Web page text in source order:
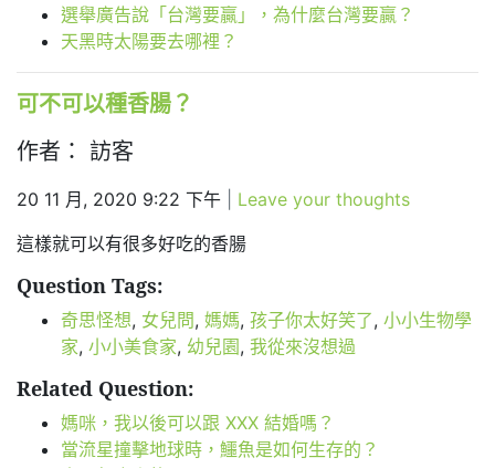
選舉廣告說「台灣要贏」，為什麼台灣要贏？
天黑時太陽要去哪裡？
可不可以種香腸？
作者： 訪客
20 11 月, 2020 9:22 下午
Leave your thoughts
這樣就可以有很多好吃的香腸
Question Tags:
奇思怪想, 女兒問, 媽媽, 孩子你太好笑了, 小小生物學
家, 小小美食家, 幼兒園, 我從來沒想過
Related Question:
媽咪，我以後可以跟 XXX 結婚嗎？
當流星撞擊地球時，鱷魚是如何生存的？